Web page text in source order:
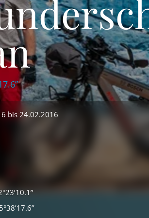
bis 24.02.2016